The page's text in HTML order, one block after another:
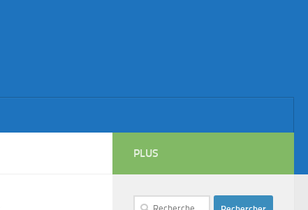
PLUS
Rechercher :